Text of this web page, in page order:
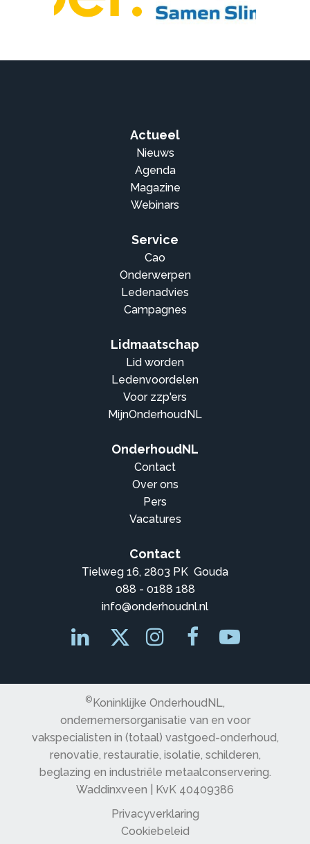
Actueel
Nieuws
Agenda
Magazine
Webinars
Service
Cao
Onderwerpen
Ledenadvies
Campagnes
Lidmaatschap
Lid worden
Ledenvoordelen
Voor zzp'ers
MijnOnderhoudNL
OnderhoudNL
Contact
Over ons
Pers
Vacatures
Contact
Tielweg 16, 2803 PK Gouda
088 - 0188 188
info@onderhoudnl.nl
©Koninklijke OnderhoudNL,
ondernemersorganisatie van en voor
vakspecialisten in (totaal) vastgoed-onderhoud,
renovatie, restauratie, isolatie, schilderen,
beglazing en industriële metaalconservering.
Waddinxveen | KvK 40409386
Privacyverklaring
Cookiebeleid